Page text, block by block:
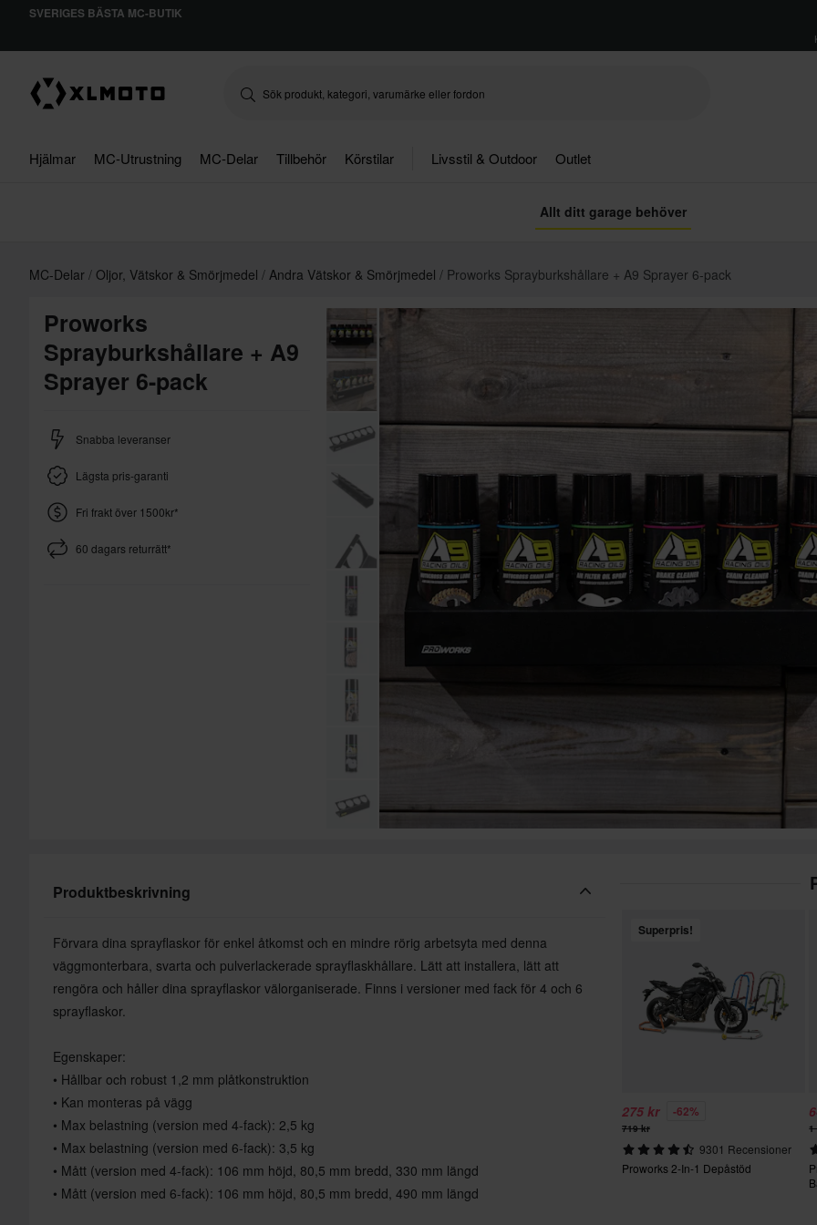
SVERIGES BÄSTA MC-BUTIK
Hjälmar MC-Utrustning MC-Delar Tillbehör Körstilar Livsstil & Outdoor Outlet
Allt ditt garage behöver
MC-Delar Oljor, Vätskor & Smörjmedel Andra Vätskor & Smörjmedel Proworks Sprayburkshållare + A9 Sprayer 6-pack
Proworks
Sprayburkshållare + A9
Sprayer 6-pack
Snabba leveranser
Lägsta pris-garanti
Fri frakt över 1500kr*
60 dagars returrätt*
Produktbeskrivning
Förvara dina sprayflaskor för enkel åtkomst och en mindre rörig arbetsyta med denna
väggmonterbara, svarta och pulverlackerade sprayflaskhållare. Lätt att installera, lätt att
rengöra och håller dina sprayflaskor välorganiserade. Finns i versioner med fack för 4 och 6
sprayflaskor.
Egenskaper:
• Hållbar och robust 1,2 mm plåtkonstruktion
• Kan monteras på vägg
• Max belastning (version med 4-fack): 2,5 kg
• Max belastning (version med 6-fack): 3,5 kg
• Mått (version med 4-fack): 106 mm höjd, 80,5 mm bredd, 330 mm längd
• Mått (version med 6-fack): 106 mm höjd, 80,5 mm bredd, 490 mm längd
Superpris!
275 kr -62%
719 kr
9301 Recensioner
Proworks 2-In-1 Depåstöd
1